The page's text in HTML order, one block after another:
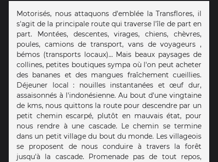
Motorisés, nous attaquons d'emblée la Transflores, il
s'agit de la principale route qui traverse l'île de part en
part. Montées, descentes, virages, chiens, chèvres,
poules, camions de transport, vans de voyageurs ,
bémos (transports locaux)... Mais beaux paysages de
collines, petites boutiques sympa où l'on peut acheter
des bananes et des mangues fraîchement cueillies.
Déjeuner local : nouilles instantanées et œuf dur,
assaisonnés à l'indonésienne. Au bout d'une vingtaine
de kms, nous quittons la route pour descendre par un
petit chemin escarpé, plutôt en mauvais état, pour
nous rendre à une cascade. Le chemin se termine
dans un petit village du bout du monde. Les villageois
se proposent de nous conduire à travers la forêt
jusqu'à la cascade. Promenade pas de tout repos,